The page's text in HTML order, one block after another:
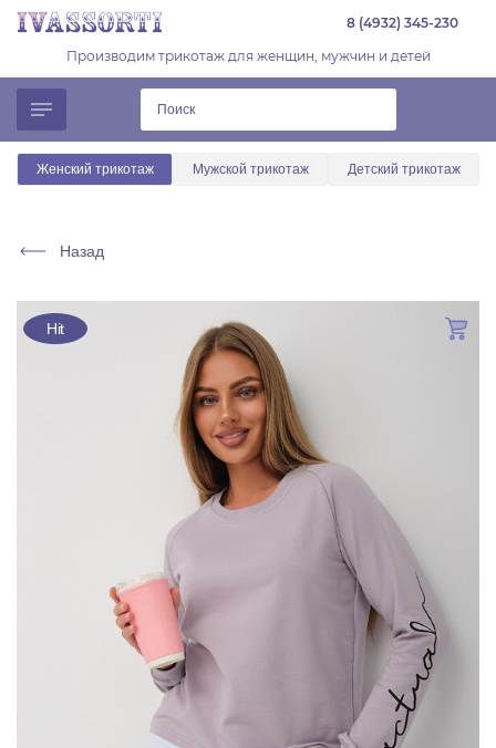
8 (4932) 345-230
Производим трикотаж для женщин, мужчин и детей
Женский трикотаж Мужской трикотаж Детский трикотаж
Назад
Hit